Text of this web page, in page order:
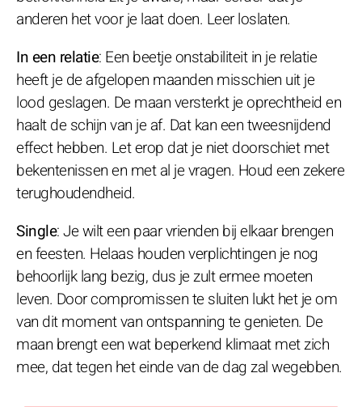
anderen het voor je laat doen. Leer loslaten.
In een relatie: Een beetje onstabiliteit in je relatie
heeft je de afgelopen maanden misschien uit je
lood geslagen. De maan versterkt je oprechtheid en
haalt de schijn van je af. Dat kan een tweesnijdend
effect hebben. Let erop dat je niet doorschiet met
bekentenissen en met al je vragen. Houd een zekere
terughoudendheid.
Single: Je wilt een paar vrienden bij elkaar brengen
en feesten. Helaas houden verplichtingen je nog
behoorlijk lang bezig, dus je zult ermee moeten
leven. Door compromissen te sluiten lukt het je om
van dit moment van ontspanning te genieten. De
maan brengt een wat beperkend klimaat met zich
mee, dat tegen het einde van de dag zal wegebben.